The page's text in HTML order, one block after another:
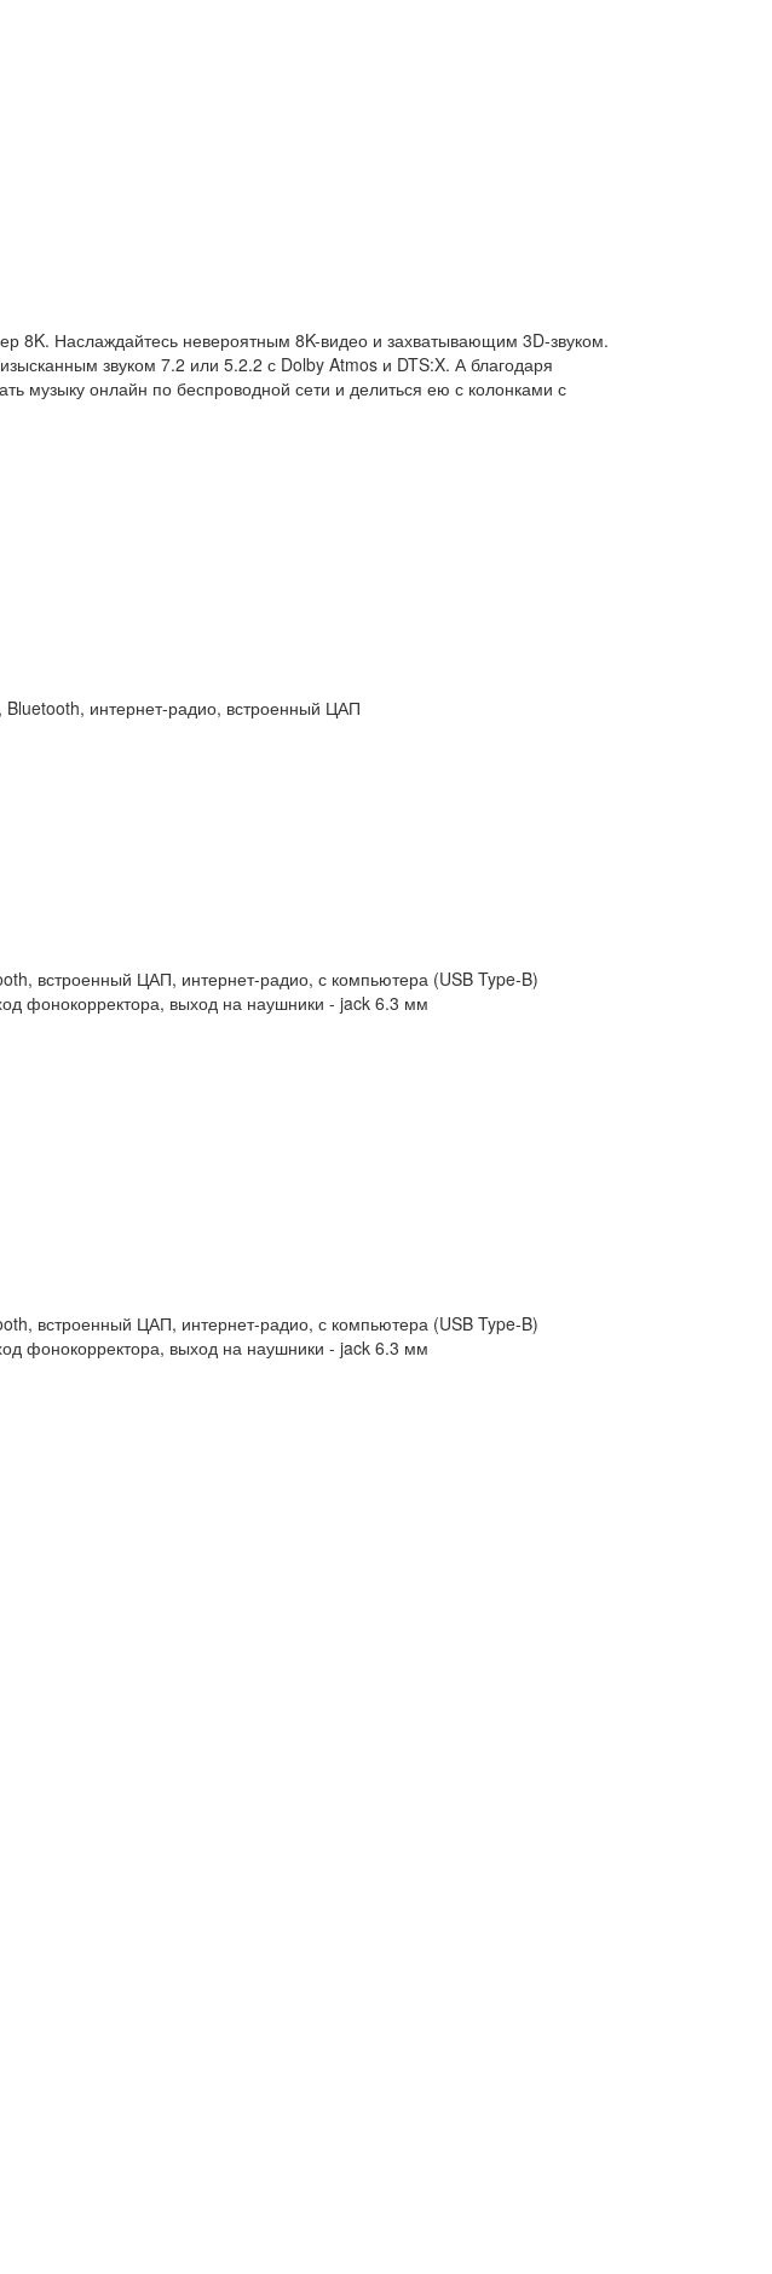
8K. Наслаждайтесь невероятным 8K-видео и захватывающим 3D-звуком.
звуком 7.2 или 5.2.2 с Dolby Atmos и DTS:X. А благодаря
музыку онлайн по беспроводной сети и делиться ею с колонками с
Bluetooth, интернет-радио, встроенный ЦАП
встроенный ЦАП, интернет-радио, с компьютера (USB Type-B)
фонокорректора, выход на наушники - jack 6.3 мм
встроенный ЦАП, интернет-радио, с компьютера (USB Type-B)
фонокорректора, выход на наушники - jack 6.3 мм